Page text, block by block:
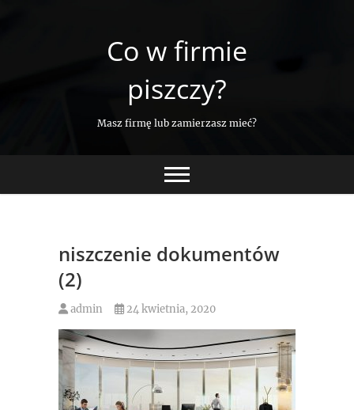
Co w firmie
piszczy?
Masz firmę lub zamierzasz mieć?
niszczenie dokumentów
(2)
admin 24 kwietnia, 2020